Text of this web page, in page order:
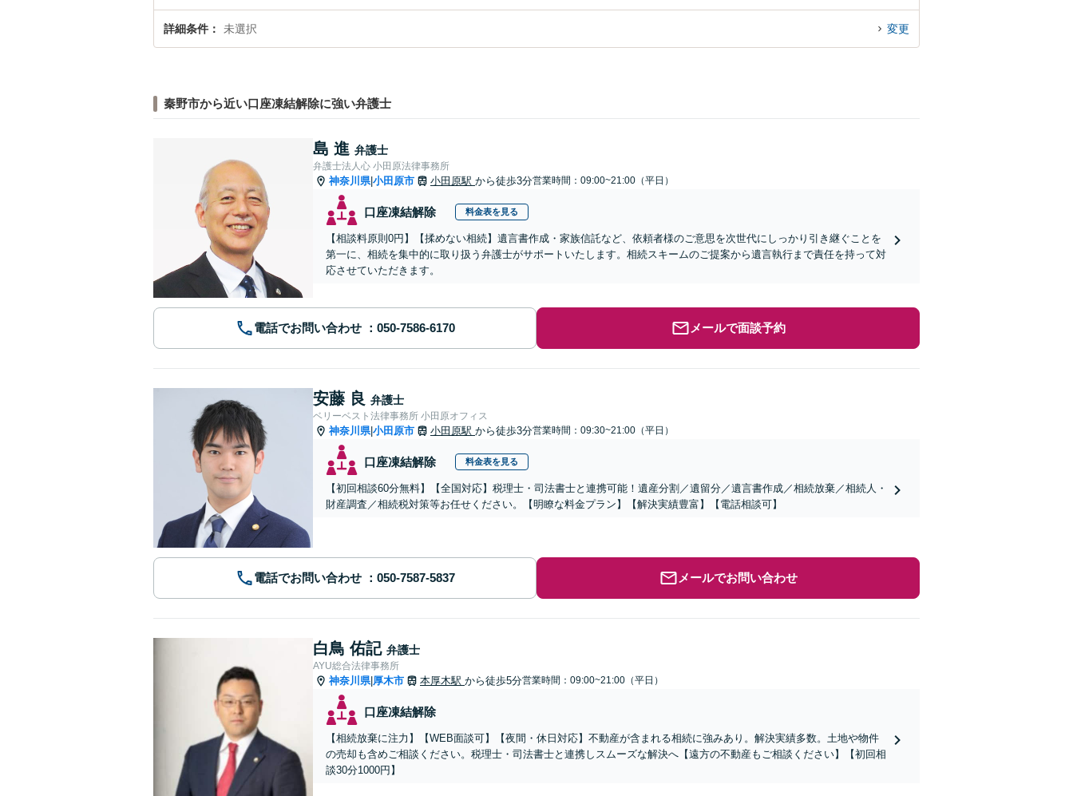
詳細条件 未選択 変更
秦野市から近い口座凍結解除に強い弁護士
島 進 弁護士
弁護士法人心 小田原法律事務所
神奈川県|小田原市 小田原駅 から徒歩3分営業時間：09:00~21:00（平日）
口座凍結解除 料金表を見る
【相談料原則0円】【揉めない相続】遺言書作成・家族信託など、依頼者様のご意思を次世代にしっかり引き継ぐことを
第一に、相続を集中的に取り扱う弁護士がサポートいたします。相続スキームのご提案から遺言執行まで責任を持って対
応させていただきます。
電話でお問い合わせ メールで面談予約
安藤 良 弁護士
ベリーベスト法律事務所 小田原オフィス
神奈川県|小田原市 小田原駅 から徒歩3分営業時間：09:30~21:00（平日）
口座凍結解除 料金表を見る
【初回相談60分無料】【全国対応】税理士・司法書士と連携可能！遺産分割／遺留分／遺言書作成／相続放棄／相続人・
財産調査／相続税対策等お任せください。【明瞭な料金プラン】【解決実績豊富】【電話相談可】
電話でお問い合わせ メールでお問い合わせ
白鳥 佑記 弁護士
AYU総合法律事務所
神奈川県| 厚木市 本厚木駅 から徒歩5分営業時間：09:00~21:00（平日）
口座凍結解除
【相続放棄に注力】【WEB面談可】【夜間・休日対応】不動産が含まれる相続に強みあり。解決実績多数。土地や物件
の売却も含めご相談ください。税理士・司法書士と連携しスムーズな解決へ【遠方の不動産もご相談ください】【初回相
談30分1000円】